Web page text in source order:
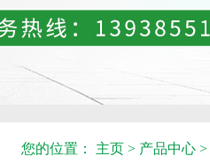
您的位置： 主页 > 产品中心 >